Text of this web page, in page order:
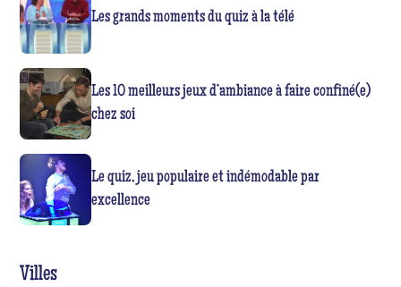
Les grands moments du quiz à la télé
Les 10 meilleurs jeux d’ambiance à faire confiné(e)
chez soi
Le quiz, jeu populaire et indémodable par
excellence
Villes